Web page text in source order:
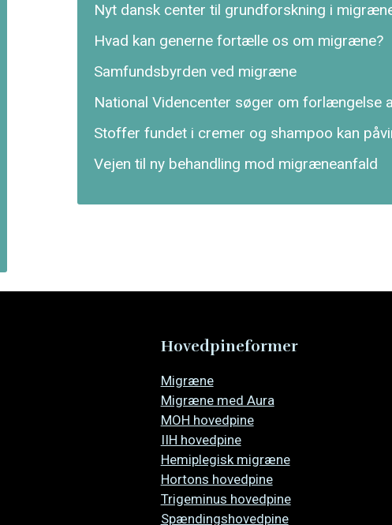
Nyt dansk center til grundforskning i
Hvad kan generne fortælle os om migræne?
Samfundsbyrden ved migræne
National Videncenter søger om forlængelse
Stoffer fundet i cremer og shampoo kan
Vejen til ny behandling mod migræneanfald
Hovedpineformer
navigationen
Migræne
Migræne med Aura
MOH hovedpine
IIH hovedpine
Hemiplegisk migræne
Hortons hovedpine
Trigeminus hovedpine
Spændingshovedpine